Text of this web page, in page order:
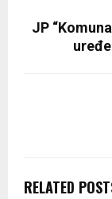
JP
RELATED